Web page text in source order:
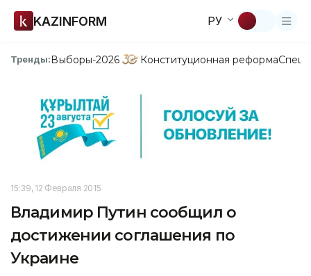
KAZINFORM РУ
Тренды:Выборы-2026 Конституционная реформа
15:39, 12 Февраля 2015
Владимир Путин сообщил о
достижении соглашения по
Украине